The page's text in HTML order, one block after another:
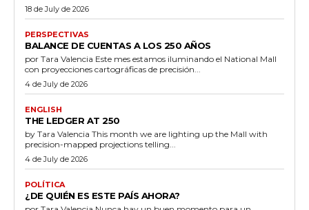
18 de July de 2026
PERSPECTIVAS
BALANCE DE CUENTAS A LOS 250 AÑOS
por Tara Valencia Este mes estamos iluminando el National Mall
con proyecciones cartográficas de precisión...
4 de July de 2026
ENGLISH
THE LEDGER AT 250
by Tara Valencia This month we are lighting up the Mall with
precision-mapped projections telling...
4 de July de 2026
POLÍTICA
¿DE QUIÉN ES ESTE PAÍS AHORA?